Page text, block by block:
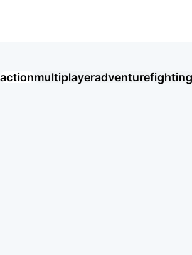
actionmultiplayeradventurefighting
AION2
Хроники Хаоса: Альянс Героев
MU: ดาบแห่งโลหิต
戀與深空
오딘: 발할라 라이징
Eggy Party: Trendy Party Game